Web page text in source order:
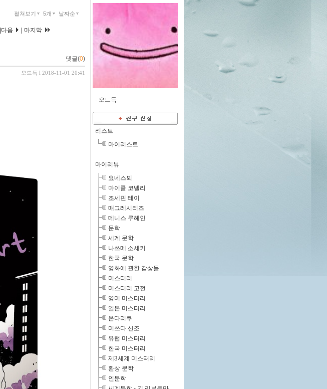
- 오드득
리스트
마이리스트
마이리뷰
요네스뵈
마이클 코넬리
조세핀 테이
매그레시리즈
데니스 루헤인
문학
세계 문학
나쓰메 소세키
한국 문학
영화에 관한 감상들
미스터리
미스터리 고전
영미 미스터리
일본 미스터리
온다리쿠
미쓰다 신조
유럽 미스터리
한국 미스터리
제3세계 미스터리
환상 문학
인문학
펼쳐보기 5개 날짜순
다음 마지막
댓글(0)
오드득 l 2018-11-01 20:41